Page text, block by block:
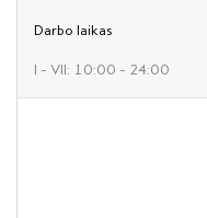
Darbo laikas
I – VII: 10:00 – 24:00